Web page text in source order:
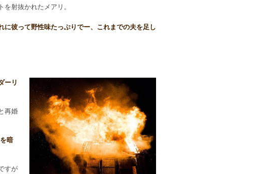
を射抜かれたメアリ。
に彼って野性味たっぷりでー、これまでの夫を足し
ーリ
再婚
暗
すが